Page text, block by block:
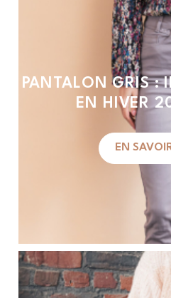
PANTALON GRIS :
EN HIVER
EN